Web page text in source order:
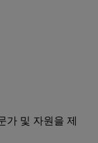
가 및 자원을 제